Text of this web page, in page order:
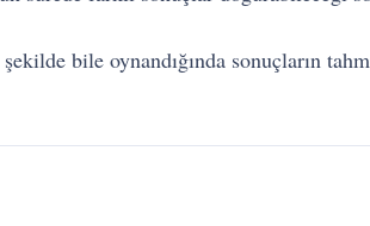
bile oynandığında sonuçların